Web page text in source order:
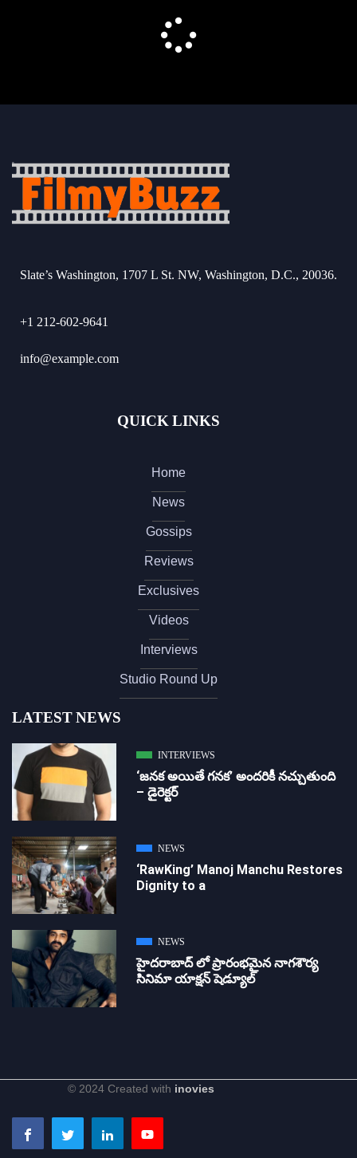
Slate’s Washington, 1707 L St. NW, Washington, D.C., 20036.
+1 212-602-9641
info@example.com
QUICK LINKS
Home
News
Gossips
Reviews
Exclusives
Videos
Interviews
Studio Round Up
LATEST NEWS
INTERVIEWS
‘జ‌న‌క అయితే గ‌న‌క‌’ అందరికీ నచ్చుతుంది
– డైరెక్ట‌ర్
NEWS
‘RawKing’ Manoj Manchu Restores
Dignity to a
NEWS
హైదరాబాద్ లో ప్రారంభమైన నాగశౌర్య
సినిమా యాక్షన్ షెడ్యూల్
© 2024 Created with inovies